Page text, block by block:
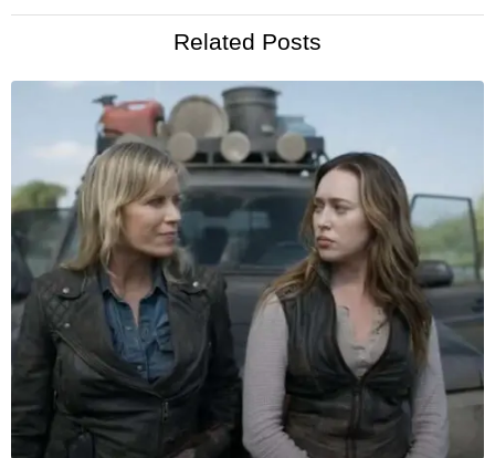
Related Posts